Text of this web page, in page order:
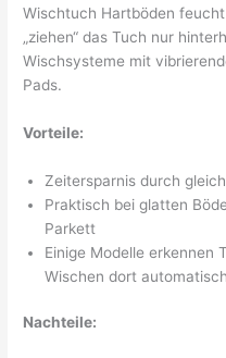
Wischtuch Hartböden
„ziehen“ das Tuch nur
Wischsysteme mit
Pads.
Vorteile:
Zeitersparnis durch
Praktisch bei glatten
Parkett
Einige Modelle erkennen
Wischen dort automatisch
Nachteile: